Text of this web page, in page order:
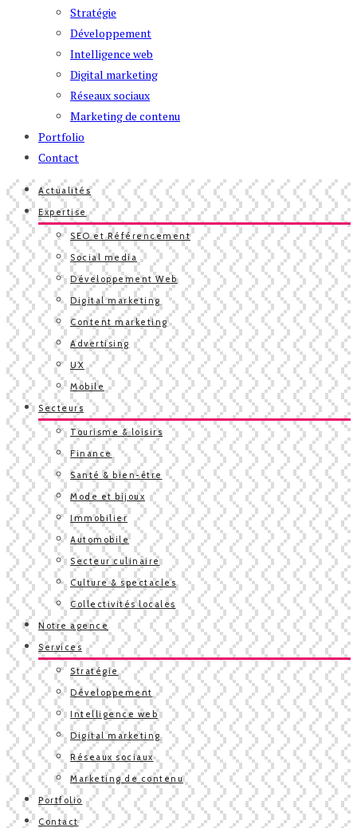
Stratégie
Développement
Intelligence web
Digital marketing
Réseaux sociaux
Marketing de contenu
Portfolio
Contact
Actualités
Expertise
SEO et Référencement
Social media
Développement Web
Digital marketing
Content marketing
Advertising
UX
Mobile
Secteurs
Tourisme & loisirs
Finance
Santé & bien-être
Mode et bijoux
Immobilier
Automobile
Secteur culinaire
Culture & spectacles
Collectivités locales
Notre agence
Services
Stratégie
Développement
Intelligence web
Digital marketing
Réseaux sociaux
Marketing de contenu
Portfolio
Contact